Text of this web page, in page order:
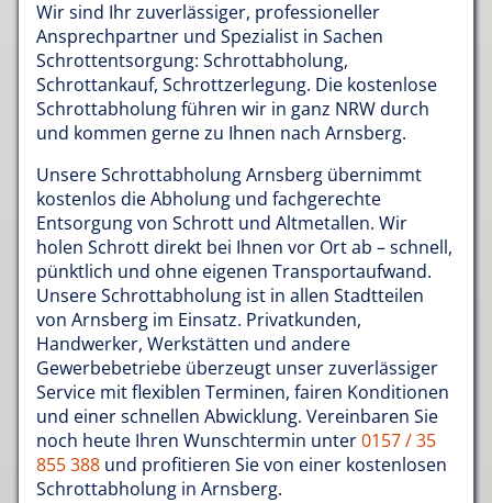
Wir sind Ihr zuverlässiger, professioneller
Ansprechpartner und Spezialist in Sachen
Schrottentsorgung: Schrottabholung,
Schrottankauf, Schrottzerlegung. Die kostenlose
Schrottabholung führen wir in ganz NRW durch
und kommen gerne zu Ihnen nach Arnsberg.
Unsere Schrottabholung Arnsberg übernimmt
kostenlos die Abholung und fachgerechte
Entsorgung von Schrott und Altmetallen. Wir
holen Schrott direkt bei Ihnen vor Ort ab – schnell,
pünktlich und ohne eigenen Transportaufwand.
Unsere Schrottabholung ist in allen Stadtteilen
von Arnsberg im Einsatz. Privatkunden,
Handwerker, Werkstätten und andere
Gewerbebetriebe überzeugt unser zuverlässiger
Service mit flexiblen Terminen, fairen Konditionen
und einer schnellen Abwicklung. Vereinbaren Sie
noch heute Ihren Wunschtermin unter0157 / 35
855 388 und profitieren Sie von einer kostenlosen
Schrottabholung in Arnsberg.